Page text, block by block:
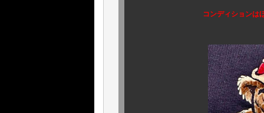
コンディションはほぼデッ